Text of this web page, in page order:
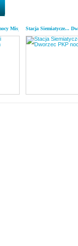
MisjomStacja Siemiatycze...